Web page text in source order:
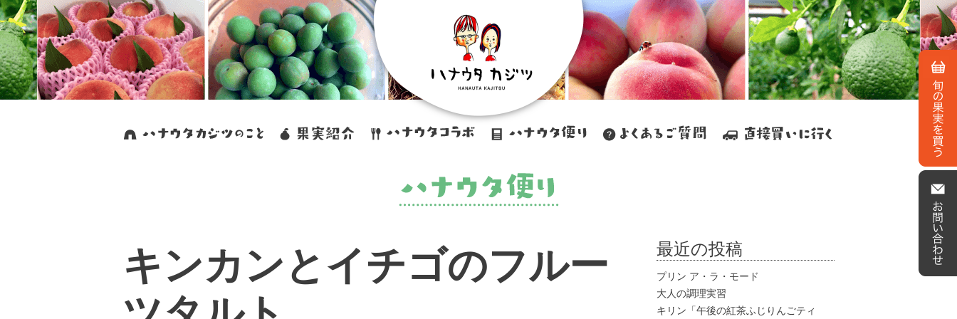
キンカンとイチゴのフルー
最近の投稿
プリン ア・ラ・モード
大人の調理実習
キリン「午後の紅茶ふじりんごティ